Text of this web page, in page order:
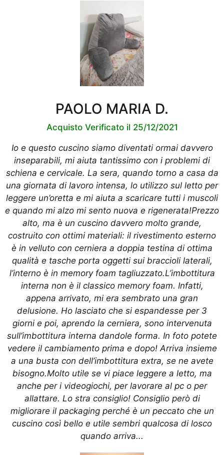
PAOLO MARIA D.
Acquisto Verificato il 25/12/2021
Io e questo cuscino siamo diventati ormai davvero
inseparabili, mi aiuta tantissimo con i problemi di
schiena e cervicale. La sera, quando torno a casa da
una giornata di lavoro intensa, lo utilizzo sul letto per
leggere un’oretta e mi aiuta a scaricare tutti i muscoli
e quando mi alzo mi sento nuova e rigenerata!Prezzo
alto, ma è un cuscino davvero molto grande,
costruito con ottimi materiali: il rivestimento esterno
è in velluto con cerniera a doppia testina di ottima
qualità e tasche porta oggetti sui braccioli laterali,
l’interno è in memory foam tagliuzzato.L’imbottitura
interna non è il classico memory foam. Infatti,
appena arrivato, mi era sembrato una gran
delusione. Ho lasciato che si espandesse per 3
giorni e poi, aprendo la cerniera, sono intervenuta
sull’imbottitura interna dandole forma. In foto potete
vedere il cambiamento prima e dopo! Arriva insieme
a una busta con dell’imbottitura extra, se ne avete
bisogno.Molto utile se vi piace leggere a letto, ma
anche per i videogiochi, per lavorare al pc o per
allattare. Lo stra consiglio! Consiglio però di
migliorare il packaging perché è un peccato che un
cuscino così bello e utile sembri qualcosa di losco
quando arriva...